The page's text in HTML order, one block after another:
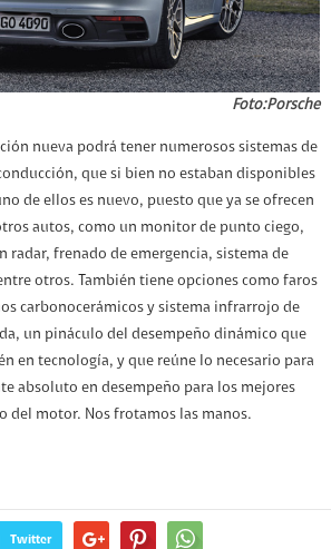
Foto:Porsche
nueva podrá tener numerosos sistemas de
que si bien no estaban disponibles
de ellos es nuevo, puesto que ya se ofrecen
autos, como un monitor de punto ciego,
radar, frenado de emergencia, sistema de
otros. También tiene opciones como faros
carbonocerámicos y sistema infrarrojo de
un pináculo del desempeño dinámico que
en tecnología, y que reúne lo necesario para
absoluto en desempeño para los mejores
del motor. Nos frotamos las manos.
Twitter